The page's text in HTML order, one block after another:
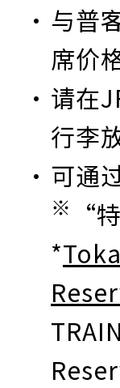
与普
席价
请在
行李
可通
※
“
*